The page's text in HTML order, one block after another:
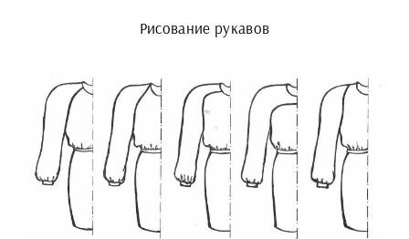
Рисование рукавов